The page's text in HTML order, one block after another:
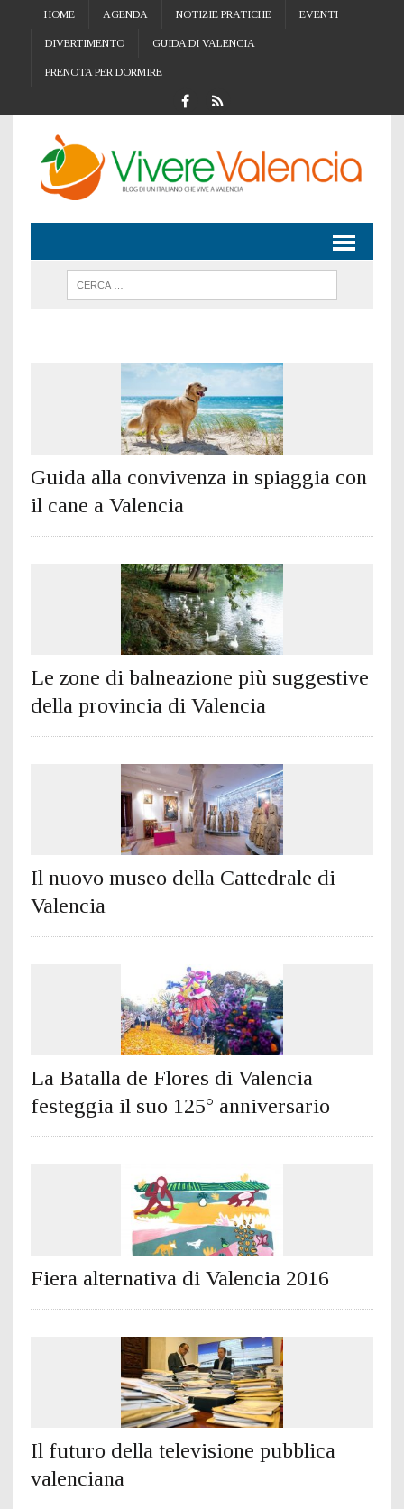
HOME AGENDA NOTIZIE PRATICHE EVENTI
DIVERTIMENTO GUIDA DI VALENCIA
PRENOTA PER DORMIRE
Guida alla convivenza in spiaggia con
il cane a Valencia
Le zone di balneazione più suggestive
della provincia di Valencia
Il nuovo museo della Cattedrale di
Valencia
La Batalla de Flores di Valencia
festeggia il suo 125° anniversario
Fiera alternativa di Valencia 2016
Il futuro della televisione pubblica
valenciana